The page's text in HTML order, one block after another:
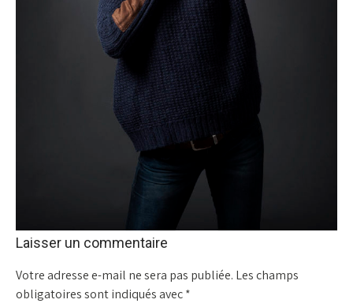
Laisser un commentaire
Votre adresse e-mail ne sera pas publiée. Les champs
obligatoires sont indiqués avec*